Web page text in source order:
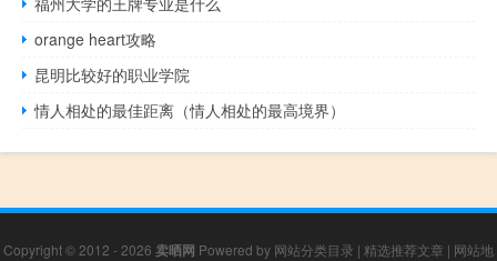
orange heart攻略
昆明比较好的职业学院
情人相处的最佳距离（情人相处的最高境界）
Copyright © 2012 - 2026 卖晒网 Powered by 网站分类目录 | 精选推荐文章 | 网站地